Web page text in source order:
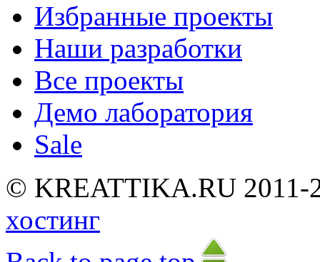
Избранные проекты
Наши разработки
Все проекты
Демо лаборатория
Sale
© KREATTIKA.RU 2011-
хостинг